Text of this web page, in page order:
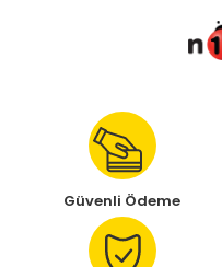
Güvenli Ödeme